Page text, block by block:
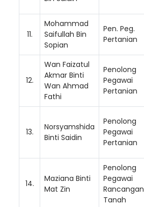
11.
Mohammad
Saifullah Bin
Sopian
Pen. Peg.
Pertanian
12.
Wan Faizatul
Akmar Binti
Wan Ahmad
Fathi
Penolong
Pegawai
Pertanian
13.
Norsyamshida
Binti Saidin
Penolong
Pegawai
Pertanian
14.
Maziana Binti
Mat Zin
Penolong
Pegawai
Rancangan
Tanah
Loading AiRIS...